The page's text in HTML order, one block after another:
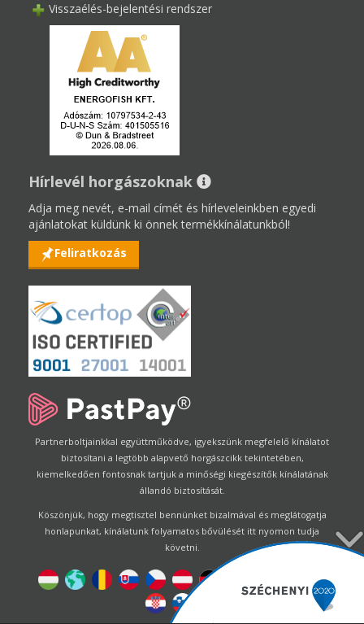
Visszaélés-bejelentési rendszer
Hírlevél horgászoknak
Adja meg nevét, e-mail címét és hírleveleinkben egyedi
ajánlatokat küldünk ki önnek termékkínálatunkból!
Feliratkozás
Partnerboltjainkkal együttműködve, igyekszünk megfelelő kínálatot
biztosítani a legtöbb alapvető horgászcikk tekintetében,
kiemelkedően fontosnak tartjuk a minőségi kiegészítők kínálatának
állandó biztosítását.
Köszönjük, hogy megtisztel bennünket bizalmával és meglátogatja
honlapunkat, kínálatunk folyamatos bővülését itt nyomon tudja
követni.